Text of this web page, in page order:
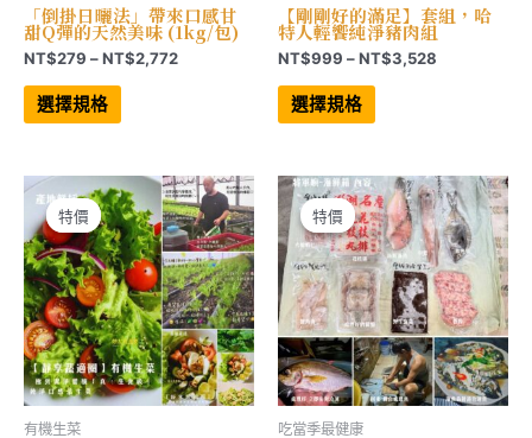
「倒掛日曬法」帶來口感甘
甜Q彈的天然美味 (1kg/包)
NT$279 –NT$2,772價
NT$2,772
選擇規格
此
品
款
式。
可
在
產
品
頁
面
選
擇
選
項
【剛剛好的滿足】套組，哈
特人輕饗純淨豬肉組
NT$999 –NT$3,528
NT$3,528
選擇規格
此
品
款
式。
可
在
產
品
頁
面
選
擇
選
項
特價
特價
有機生菜
特價
特價
吃當季最健康